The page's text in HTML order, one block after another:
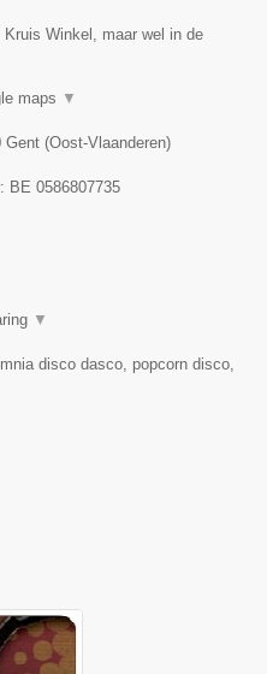
Winkel, maar wel in de
maps ▼
Gent (Oost-Vlaanderen)
BE 0586807735
▼
disco dasco, popcorn disco,